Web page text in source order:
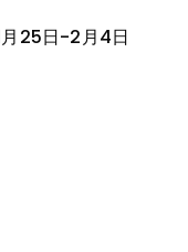
25日-2月4日